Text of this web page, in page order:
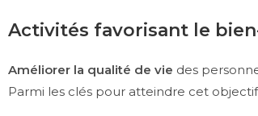
Activités favorisant le
Améliorer la qualité de vie des
Parmi les clés pour atteindre cet